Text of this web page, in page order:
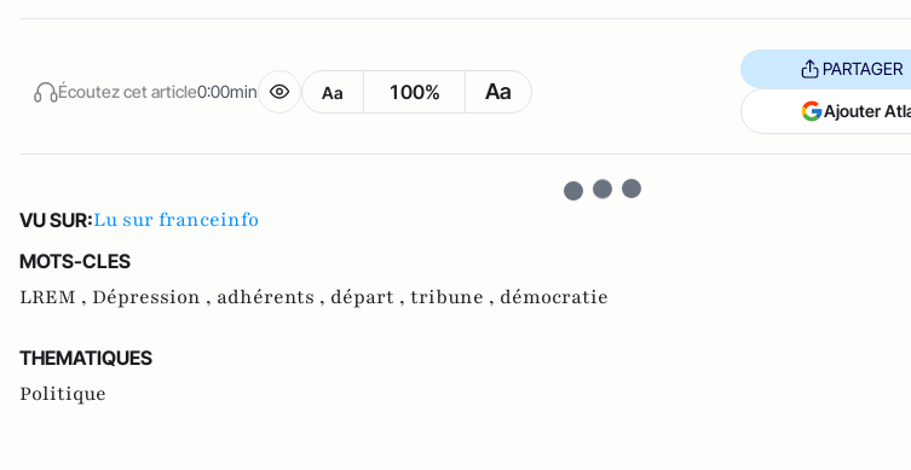
Écoutez cet article0:00min Aa 100% Aa
PARTAGER
Ajouter
VU SUR:Lu sur franceinfo
MOTS-CLES
LREM , Dépression , adhérents , départ , tribune , démocratie
THEMATIQUES
Politique